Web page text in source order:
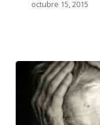
octubre 15, 2015